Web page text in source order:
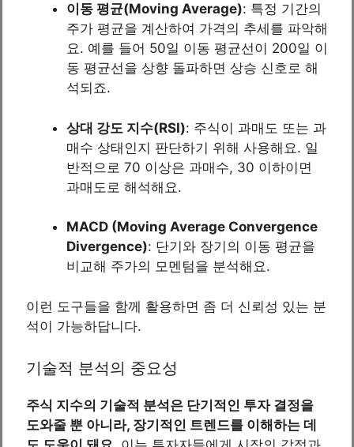
이동 평균(Moving Average): 특정 기간의
주가 평균을 계산하여 가격의 추세를 파악해
요. 예를 들어 50일 이동 평균선이 200일 이
동 평균선을 상향 돌파하면 상승 신호로 해
석되죠.
상대 강도 지수(RSI): 주식이 과매도 또는 과
매수 상태인지 판단하기 위해 사용해요. 일
반적으로 70 이상은 과매수, 30 이하이면
과매도로 해석해요.
MACD (Moving Average Convergence
Divergence): 단기와 장기의 이동 평균을
비교해 주가의 모멘텀을 분석해요.
이런 도구들을 함께 활용하면 좀 더 신뢰성 있는 분
석이 가능하답니다.
기술적 분석의 중요성
주식 지수의 기술적 분석은 단기적인 투자 결정을
도와줄 뿐 아니라, 장기적인 트렌드를 이해하는 데